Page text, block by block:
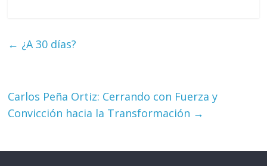
← ¿A 30 días?
Carlos Peña Ortiz: Cerrando con Fuerza y
Convicción hacia la Transformación →